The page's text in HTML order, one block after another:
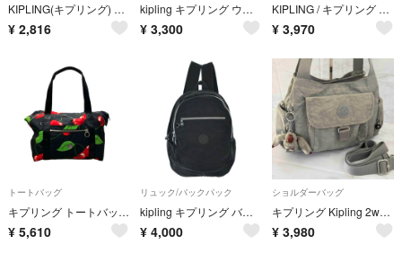
KIPLING(キプリング) レディース バッグ ショルダー
¥ 2,816
kipling キプリング ウエストバッグ ウエストポーチ ボディバッグ ナイロン ブラウン 茶色 ゴリラ
¥ 3,300
KIPLING / キプリング ◆2wayトートバッグ/ショルダー/ナイロン/レッド 【バッグ/バック/BAG/鞄/カバン】 レディースファッション【中古】 [0220563302]
¥ 3,970
トートバッグ
キプリング トートバッグ ショルダーバッグ 2WAY レディース Kipling
¥ 5,610
リュック/バックパック
kipling キプリング バックパック・リュック 黒 【古着】【中古】【送料無料】
¥ 4,000
ショルダーバッグ
キプリング Kipling 2way ショルダーバッグ グレー チャーム付
¥ 3,980